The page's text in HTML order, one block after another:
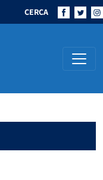
CERCA